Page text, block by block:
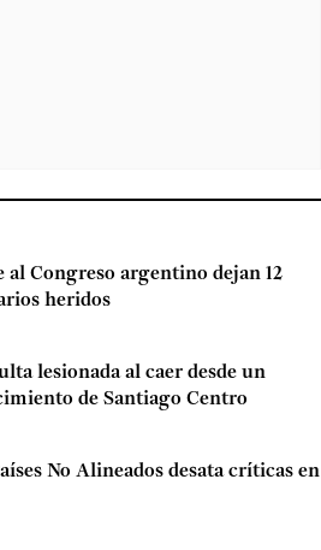
Congreso argentino dejan 12
heridos
lesionada al caer desde un
de Santiago Centro
No Alineados desata críticas en